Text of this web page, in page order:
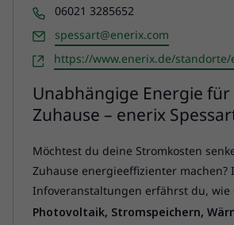
Telefon
06021 3285652
Email
spessart@enerix.com
Webseite
https://www.enerix.de/
Unabhängige Energie
Zuhause – enerix
Möchtest du deine Stromkosten
Zuhause energieeffizienter machen?
Infoveranstaltungen erfährst du,
Photovoltaik, Stromspeichern,